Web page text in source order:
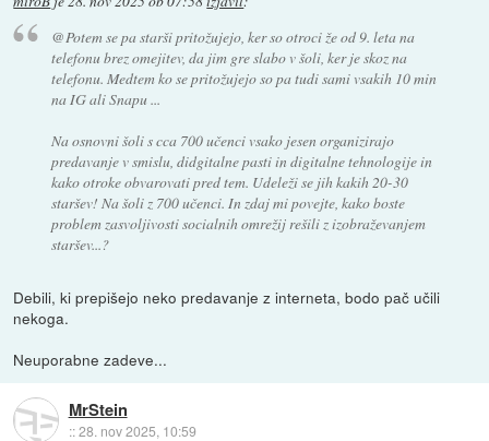
@Potem se pa starši pritožujejo, ker so otroci že od 9. leta na
telefonu brez omejitev, da jim gre slabo v šoli, ker je skoz na
telefonu. Medtem ko se pritožujejo so pa tudi sami vsakih 10 min
na IG ali Snapu ...
Na osnovni šoli s cca 700 učenci vsako jesen organizirajo
predavanje v smislu, didgitalne pasti in digitalne tehnologije in
kako otroke obvarovati pred tem. Udeleži se jih kakih 20-30
staršev! Na šoli z 700 učenci. In zdaj mi povejte, kako boste
problem zasvoljivosti socialnih omrežij rešili z izobraževanjem
staršev...?
Debili, ki prepišejo neko predavanje z interneta, bodo pač učili
nekoga.
Neuporabne zadeve...
MrStein
::28. nov 2025, 10:59